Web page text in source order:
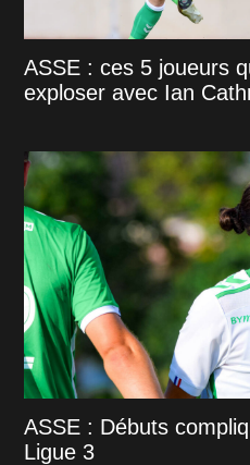
ASSE : ces 5 joueurs
exploser avec Ian
ASSE : Débuts
Ligue 3